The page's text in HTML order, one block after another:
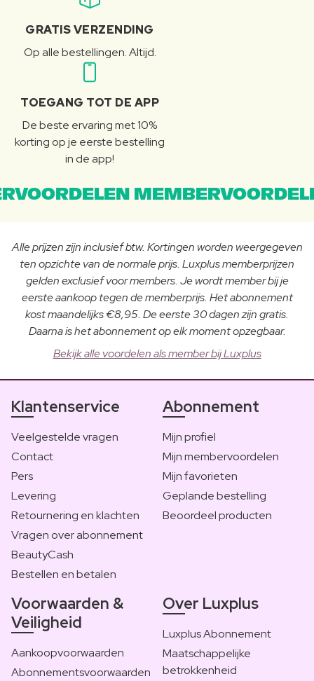
GRATIS VERZENDING
Op alle bestellingen. Altijd.
TOEGANG TOT DE APP
De beste ervaring met 10%
korting op je eerste bestelling
in de app!
Alle prijzen zijn inclusief btw. Kortingen worden weergegeven
ten opzichte van de normale prijs. Luxplus memberprijzen
gelden exclusief voor members. Je wordt member bij je
eerste aankoop tegen de memberprijs. Het abonnement
kost maandelijks €8,95. De eerste 30 dagen zijn gratis.
Daarna is het abonnement op elk moment opzegbaar.
Bekijk alle voordelen als member bij Luxplus
Klantenservice
Veelgestelde vragen
Contact
Pers
Levering
Retournering en klachten
Vragen over abonnement
BeautyCash
Bestellen en betalen
Abonnement
Mijn profiel
Mijn membervoordelen
Mijn favorieten
Geplande bestelling
Beoordeel producten
Voorwaarden &
Veiligheid
Aankoopvoorwaarden
Abonnementsvoorwaarden
Over Luxplus
Luxplus Abonnement
Maatschappelijke
betrokkenheid